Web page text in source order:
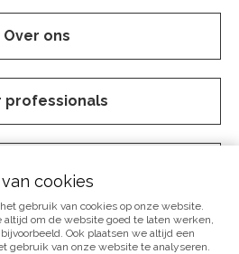
Over ons
professionals
Webshop
cookies
gebruik van cookies op onze website.
altijd om de website goed te laten werken,
Ook plaatsen we altijd een
gebruik van onze website te analyseren.